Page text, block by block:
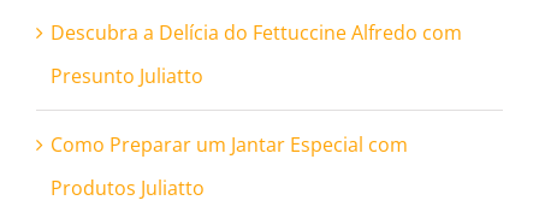
Descubra a Delícia do Fettuccine Alfredo com
Presunto Juliatto
Como Preparar um Jantar Especial com
Produtos Juliatto